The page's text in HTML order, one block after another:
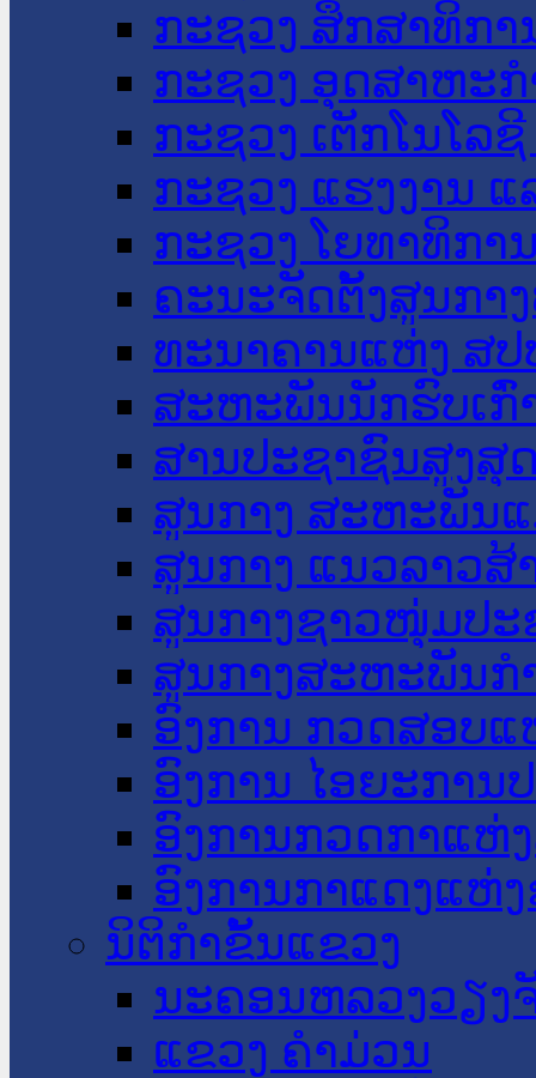
ກະຊວງ ສຶກສາທິກາ
ກະຊວງ ອຸດສາຫະ
ກະຊວງ ເຕັກໂນໂລ
ກະຊວງ ແຮງງານ
ກະຊວງ ໂຍທາທິກາ
ຄະນະຈັດຕັ້ງສູນກາ
ທະນາຄານແຫ່ງ ສປ
ສະຫະພັນນັກຮົບເກົ່
ສານປະຊາຊົນສູງສຸ
ສູນກາງ ສະຫະພັນ
ສູນກາງ ແນວລາວສ້
ສູນກາງຊາວໜຸ່ມປະ
ສູນກາງສະຫະພັນກ
ອົງການ ກວດສອບແ
ອົງການ ໄອຍະການ
ອົງການກວດກາແຫ່
ອົງການກາແດງແຫ່
ນິຕິກໍາຂັ້ນແຂວງ
ນະ​ຄອນ​ຫລວງວຽງ
ແຂວງ ຄໍາມ່ວນ